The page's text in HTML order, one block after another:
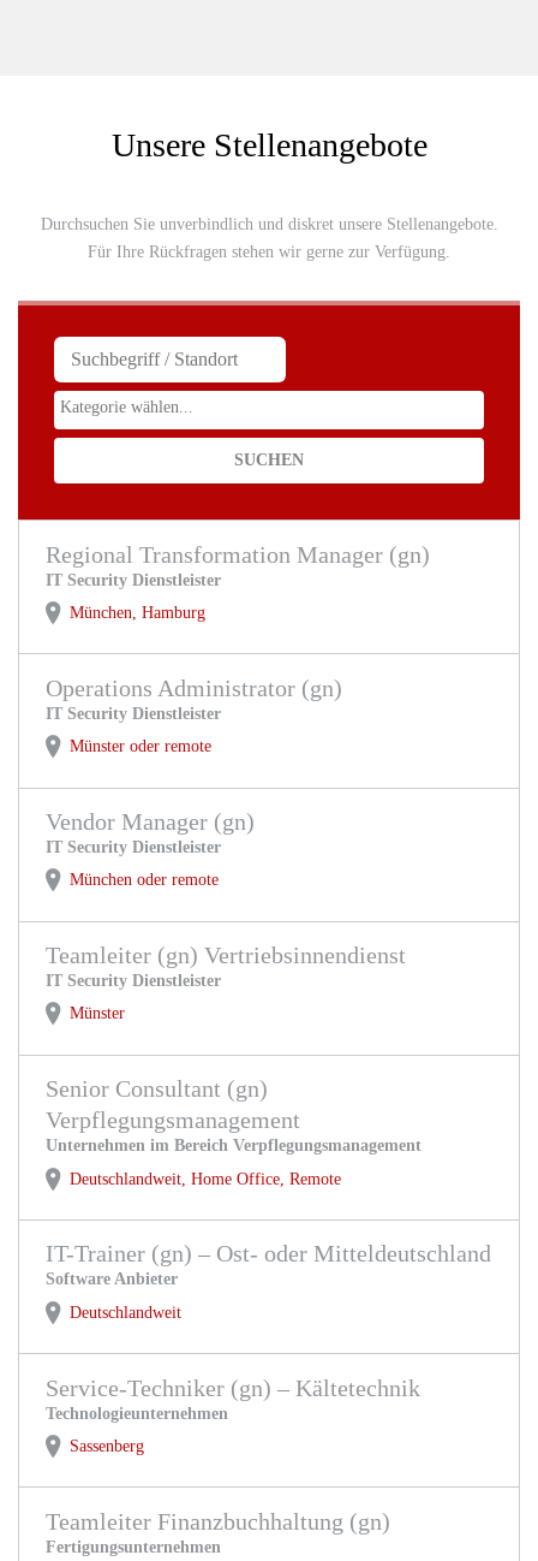
Unsere Stellenangebote
Durchsuchen Sie unverbindlich und diskret unsere Stellenangebote.
Für Ihre Rückfragen stehen wir gerne zur Verfügung.
SUCHBEGRIFFE
KATEGORIE
Regional Transformation Manager (gn)
IT Security Dienstleister
München, Hamburg
Operations Administrator (gn)
IT Security Dienstleister
Münster oder remote
Vendor Manager (gn)
IT Security Dienstleister
München oder remote
Teamleiter (gn) Vertriebsinnendienst
IT Security Dienstleister
Münster
Senior Consultant (gn)
Verpflegungsmanagement
Unternehmen im Bereich Verpflegungsmanagement
Deutschlandweit, Home Office, Remote
IT-Trainer (gn) – Ost- oder Mitteldeutschland
Software Anbieter
Deutschlandweit
Service-Techniker (gn) – Kältetechnik
Technologieunternehmen
Sassenberg
Teamleiter Finanzbuchhaltung (gn)
Fertigungsunternehmen